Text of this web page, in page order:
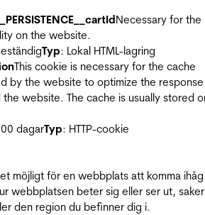
Necessary for the
on the website.
Typ: Lokal HTML-lagring
This cookie is necessary for the cache
by the website to optimize the
website. The cache is usually stored
dagarTyp: HTTP-cookie
möjligt för en webbplats att komma ihåg
webbplatsen beter sig eller ser ut,
den region du befinner dig i.